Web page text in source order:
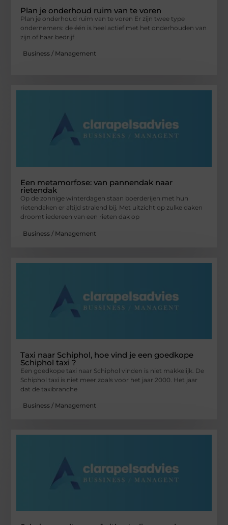
Plan je onderhoud ruim van te voren
Plan je onderhoud ruim van te voren Er zijn twee type
ondernemers: de één is heel actief met het onderhouden van
zijn of haar bedrijf
Business / Management
Een metamorfose: van pannendak naar
rietendak
Op de zonnige winterdagen staan boerderijen met hun
rietendaken er altijd stralend bij. Met uitzicht op zulke daken
droomt iedereen van een rieten dak op
Business / Management
Taxi naar Schiphol, hoe vind je een goedkope
Schiphol taxi ?
Een goedkope taxi naar Schiphol vinden is niet makkelijk. De
Schiphol taxi is niet meer zoals voor het jaar 2000. Het jaar
dat de taxibranche
Business / Management